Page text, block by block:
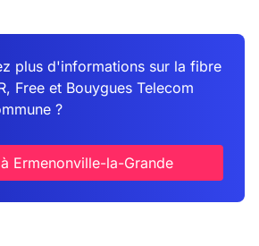
plus d'informations sur la fibre
Free et Bouygues Telecom
?
Ermenonville-la-Grande